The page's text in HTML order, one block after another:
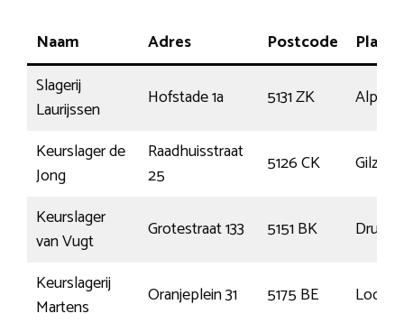
Naam Adres Postcode
Plaats
Slagerij
Laurijssen
Hofstade 1a 5131 ZK
Alphen
Keurslager de
Jong
Raadhuisstraat
25
5126 CK
Gilze
Keurslager
van Vugt
Grotestraat 133 5151 BK
Drunen
Keurslagerij
Martens
Oranjeplein 31 5175 BE
Loon